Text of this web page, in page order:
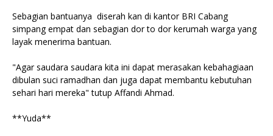
Sebagian bantuanya diserah kan di kantor BRI Cabang
simpang empat dan sebagian dor to dor kerumah warga yang
layak menerima bantuan.
"Agar saudara saudara kita ini dapat merasakan kebahagiaan
dibulan suci ramadhan dan juga dapat membantu kebutuhan
sehari hari mereka" tutup Affandi Ahmad.
**Yuda**